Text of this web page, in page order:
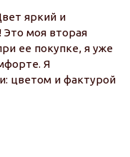
яркий и
моя вторая
ее покупке, я уже
Я
цветом и фактурой